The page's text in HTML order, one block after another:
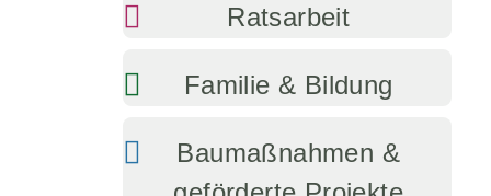
Ratsarbeit
Familie & Bildung
Baumaßnahmen &